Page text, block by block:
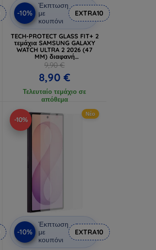
-10%
Έκπτωση
με
κουπόνι
EXTRA10
TECH-PROTECT GLASS FIT+ 2
τεμάχια SAMSUNG GALAXY
WATCH ULTRA 2 2026 (47
MM) διαφανή
(5906302324668)
9,90 €
8,90 €
Τελευταίο τεμάχιο σε
απόθεμα
-10%
Νέο
-10%
Έκπτωση
με
κουπόνι
EXTRA10